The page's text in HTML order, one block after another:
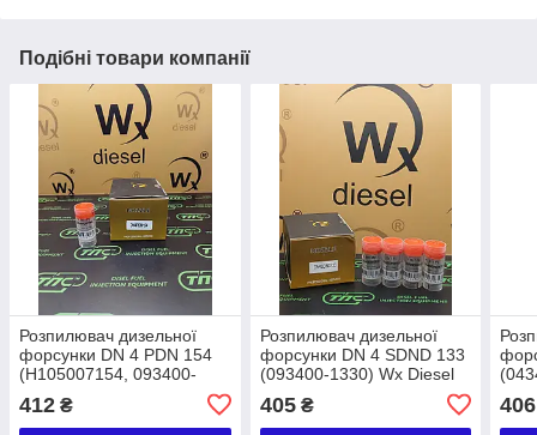
Подібні товари компанії
Розпилювач дизельної
форсунки DN 4 PDN 154
(H105007154, 093400-
WxDiesel Kubota
412 ₴
Розпилювач дизельної
форсунки DN 4 SDND 133
(093400-1330) Wx Diesel
405₴ 406